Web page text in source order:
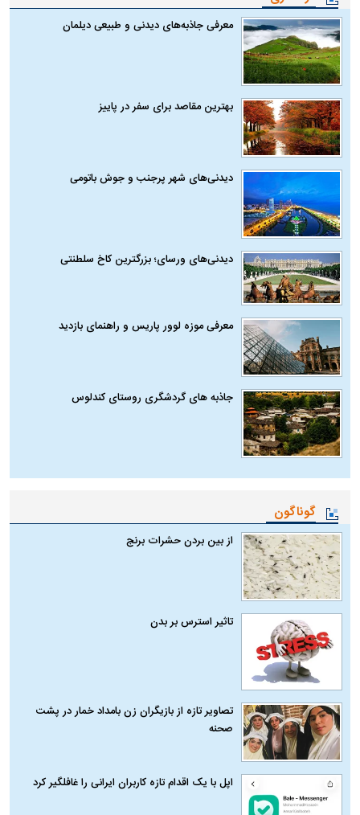
معرفی جاذبه‌های دیدنی و طبیعی دیلمان
بهترین مقاصد برای سفر در پاییز
دیدنی‌های شهر پرجنب و جوش باتومی
دیدنی‌های ورسای؛ بزرگترین کاخ سلطنتی
معرفی موزه لوور پاریس و راهنمای بازدید
جاذبه های گردشگری روستای کندلوس
گوناگون
از بین بردن حشرات برنج
تاثیر استرس بر بدن
تصاویر تازه از بازیگران زن بامداد خمار در پشت
صحنه
اپل با یک اقدام تازه کاربران ایرانی را غافلگیر کرد